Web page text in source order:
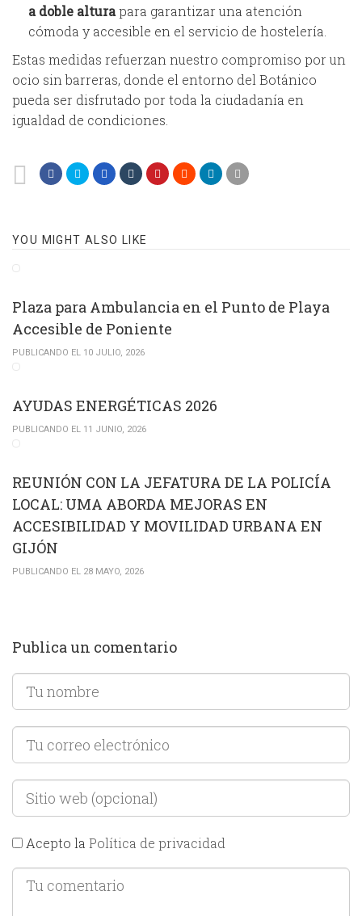
a doble alturapara garantizar una atención
cómoda y accesible en el servicio de hostelería.
Estas medidas refuerzan nuestro compromiso por un
ocio sin barreras, donde el entorno del Botánico
pueda ser disfrutado por toda la ciudadanía en
igualdad de condiciones.
YOU MIGHT ALSO LIKE
Plaza para Ambulancia en el Punto de Playa
Accesible de Poniente
PUBLICANDO EL 10 JULIO, 2026
AYUDAS ENERGÉTICAS 2026
PUBLICANDO EL 11 JUNIO, 2026
REUNIÓN CON LA JEFATURA DE LA POLICÍA
LOCAL: UMA ABORDA MEJORAS EN
ACCESIBILIDAD Y MOVILIDAD URBANA EN
GIJÓN
PUBLICANDO EL 28 MAYO, 2026
Publica un comentario
Acepto la Política de privacidad